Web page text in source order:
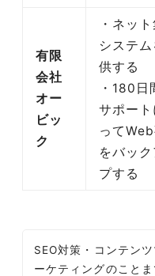
有限
会社
オー
ビッ
ク
・ネッ
システム
供する
・180日
サポート
って
をバック
プする
SEO対策・コンテン
ーケティングのこと